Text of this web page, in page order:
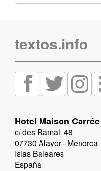
textos.info
Hotel Maison Carrée
c/ des Ramal, 48
07730 Alayor - Menorca
Islas Baleares
España